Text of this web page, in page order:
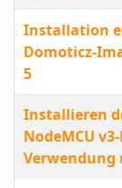
Installation
Domoticz-
5
Installieren
NodeMCU
Verwendung